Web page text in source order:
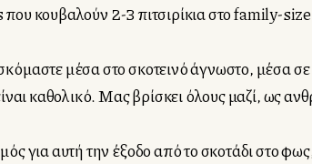
που κουβαλούν 2-3 πιτσιρίκια στο family-
μέσα στο σκοτεινό άγνωστο, μέσα σε
καθολικό. Μας βρίσκει όλους μαζί, ως
για αυτή την έξοδο από το σκοτάδι στο